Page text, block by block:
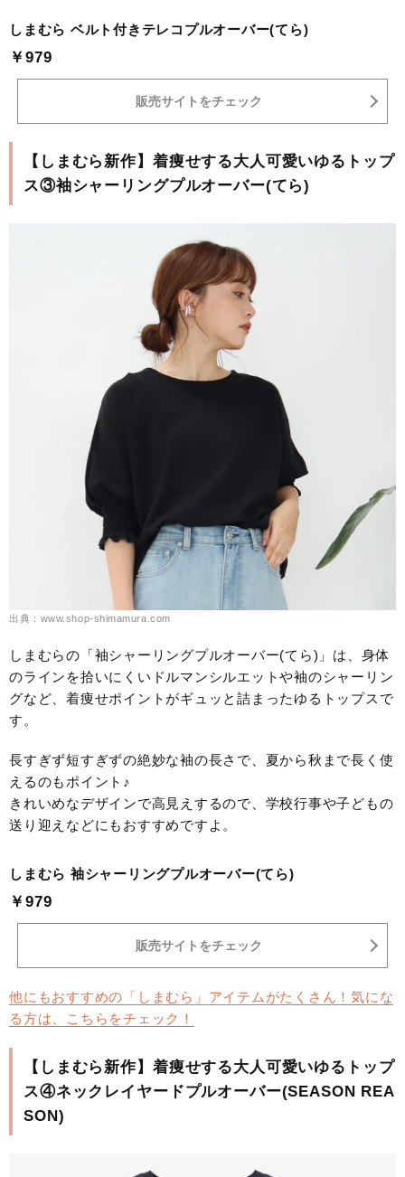
しまむら ベルト付きテレコプルオーバー(てら)
￥979
販売サイトをチェック
【しまむら新作】着痩せする大人可愛いゆるトップ
ス③袖シャーリングプルオーバー(てら)
出典：www.shop-shimamura.com
しまむらの「袖シャーリングプルオーバー(てら)」は、身体
のラインを拾いにくいドルマンシルエットや袖のシャーリン
グなど、着痩せポイントがギュッと詰まったゆるトップスで
す。
長すぎず短すぎずの絶妙な袖の長さで、夏から秋まで長く使
えるのもポイント♪
きれいめなデザインで高見えするので、学校行事や子どもの
送り迎えなどにもおすすめですよ。
しまむら 袖シャーリングプルオーバー(てら)
￥979
販売サイトをチェック
他にもおすすめの「しまむら」アイテムがたくさん！気にな
る方は、こちらをチェック！
【しまむら新作】着痩せする大人可愛いゆるトップ
ス④ネックレイヤードプルオーバー(SEASON REA
SON)